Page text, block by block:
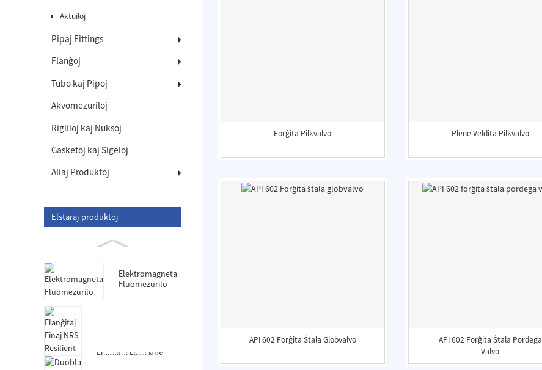
Aktuiloj
Pipaj Fittings
Flanĝoj
Tubo kaj Pipoj
Akvomezuriloj
Rigliloj kaj Nuksoj
Gasketoj kaj Sigeloj
Aliaj Produktoj
Elstaraj produktoj
Elektromagneta
Fluomezurilo
Flanĝitaj Finaj NRS
Forĝita Pilkvalvo Plene Veldita Pilkvalvo
API 602 Forĝita Ŝtala Globvalvo
API 602 Forĝita Ŝtala Pordega
Valvo